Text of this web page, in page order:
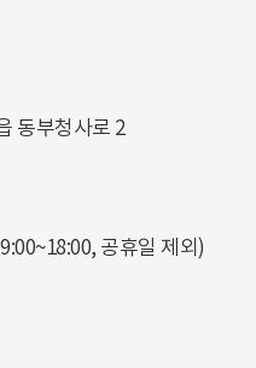
동부청사로 2
공휴일 제외)